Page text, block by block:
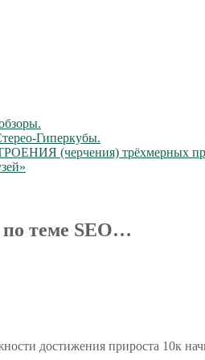
Гиперкубы.
(черчения)
теме SEO…
достижения прироста 10к